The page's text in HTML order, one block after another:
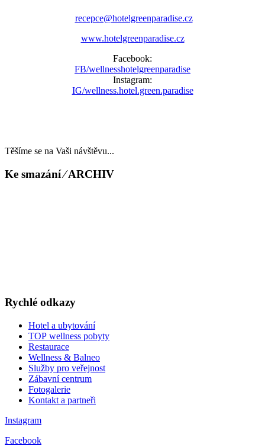
recepce@hotelgreenparadise.cz
www.hotelgreenparadise.cz
Facebook:
FB/wellnesshotelgreenparadise
Instagram:
IG/wellness.hotel.green.paradise
Těšíme se na Vaši návštěvu...
Ke smazání ⁄ ARCHIV
Rychlé odkazy
Hotel a ubytování
TOP wellness pobyty
Restaurace
Wellness & Balneo
Služby pro veřejnost
Zábavní centrum
Fotogalerie
Kontakt a partneři
Instagram
Facebook